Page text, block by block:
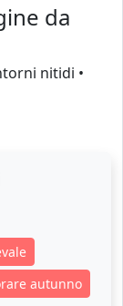
da
nitidi •
autunno